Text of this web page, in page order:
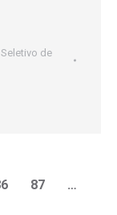
de
87
…